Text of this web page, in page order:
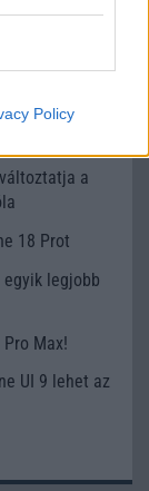
Policy
a leplet az
amely
a
18 Prot
egyik legjobb
Max!
UI 9 lehet az